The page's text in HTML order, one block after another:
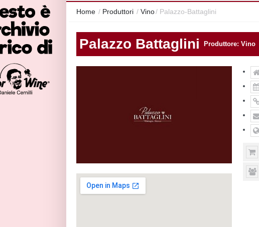
Home / Produttori / Vino/ Palazzo-Battaglini
Palazzo Battaglini Produttore: Vino